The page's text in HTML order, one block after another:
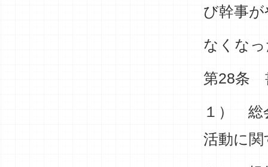
び幹事
なくな
第28条
１） 総
活動に